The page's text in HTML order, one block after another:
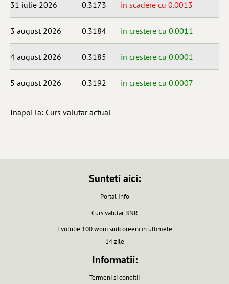
31 iulie 2026 0.3173 in scadere cu 0.0013
3 august 2026 0.3184 in crestere cu 0.0011
4 august 2026 0.3185 in crestere cu 0.0001
5 august 2026 0.3192 in crestere cu 0.0007
Inapoi la: Curs valutar actual
Sunteti aici:
Portal Info
Curs valutar BNR
Evolutie 100 woni sudcoreeni in ultimele
14 zile
Informatii:
Termeni si conditii